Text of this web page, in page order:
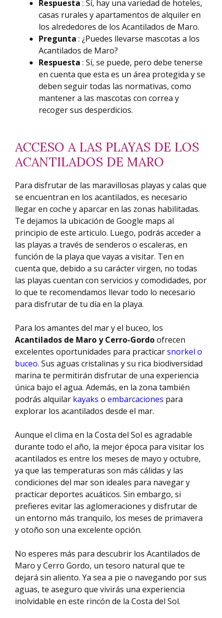
Respuesta : Sí, hay una variedad de hoteles,
casas rurales y apartamentos de alquiler en
los alrededores de los Acantilados de Maro.
Pregunta : ¿Puedes llevarse mascotas a los
Acantilados de Maro?
Respuesta : Sí, se puede, pero debe tenerse
en cuenta que esta es un área protegida y se
deben seguir todas las normativas, como
mantener a las mascotas con correa y
recoger sus desperdicios.
ACCESO A LAS PLAYAS DE LOS
ACANTILADOS DE MARO
Para disfrutar de las maravillosas playas y calas que
se encuentran en los acantilados, es necesario
llegar en coche y aparcar en las zonas habilitadas.
Te dejamos la ubicación de Google maps al
principio de este articulo. Luego, podrás acceder a
las playas a través de senderos o escaleras, en
función de la playa que vayas a visitar. Ten en
cuenta que, debido a su carácter virgen, no todas
las playas cuentan con servicios y comodidades, por
lo que te recomendamos llevar todo lo necesario
para disfrutar de tu día en la playa.
Para los amantes del mar y el buceo, los
Acantilados de Maro y Cerro-Gordoofrecen
excelentes oportunidades para practicarsnorkel o
buceo. Sus aguas cristalinas y su rica biodiversidad
marina te permitirán disfrutar de una experiencia
única bajo el agua. Además, en la zona también
podrás alquilar kayaks o embarcaciones para
explorar los acantilados desde el mar.
Aunque el clima en la Costa del Sol es agradable
durante todo el año, la mejor época para visitar los
acantilados es entre los meses de mayo y octubre,
ya que las temperaturas son más cálidas y las
condiciones del mar son ideales para navegar y
practicar deportes acuáticos. Sin embargo, si
prefieres evitar las aglomeraciones y disfrutar de
un entorno más tranquilo, los meses de primavera
y otoño son una excelente opción.
No esperes más para descubrir los Acantilados de
Maro y Cerro Gordo, un tesoro natural que te
dejará sin aliento. Ya sea a pie o navegando por sus
aguas, te aseguro que vivirás una experiencia
inolvidable en este rincón de la Costa del Sol.